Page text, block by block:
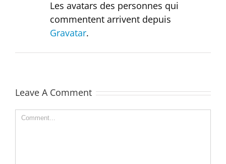
Les avatars des personnes qui
commentent arrivent depuis
Gravatar.
Leave A Comment
Comment